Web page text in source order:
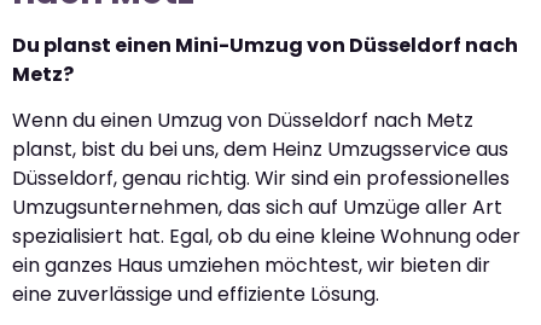
Du planst einen Mini-Umzug von Düsseldorf nach
Metz?
Wenn du einen Umzug von Düsseldorf nach Metz
planst, bist du bei uns, dem Heinz Umzugsservice aus
Düsseldorf, genau richtig. Wir sind ein professionelles
Umzugsunternehmen, das sich auf Umzüge aller Art
spezialisiert hat. Egal, ob du eine kleine Wohnung oder
ein ganzes Haus umziehen möchtest, wir bieten dir
eine zuverlässige und effiziente Lösung.